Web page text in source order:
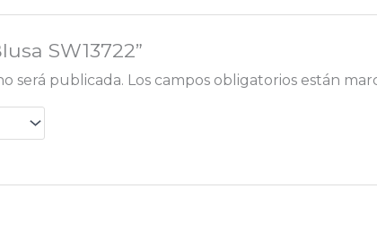
SW13722”
será publicada. Los campos obligatorios están